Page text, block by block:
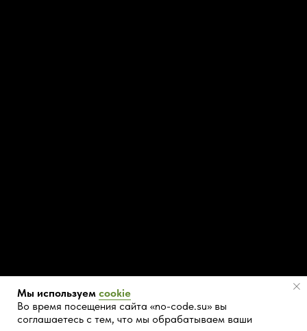
Мы используем cookie
Во время посещения сайта «no-code.su» вы
соглашаетесь с тем, что мы обрабатываем ваши